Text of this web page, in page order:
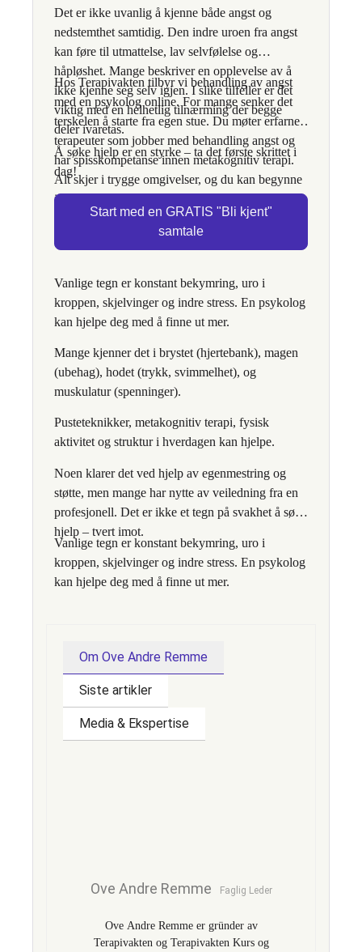
Det er ikke uvanlig å kjenne både angst og
nedstemthet samtidig. Den indre uroen fra angst
kan føre til utmattelse, lav selvfølelse og
håpløshet. Mange beskriver en opplevelse av å
ikke kjenne seg selv igjen. I slike tilfeller er det
viktig med en helhetlig tilnærming der begge
deler ivaretas.
Hos Terapivakten tilbyr vi behandling av angst
med en psykolog online. For mange senker det
terskelen å starte fra egen stue. Du møter erfarne
terapeuter som jobber med behandling angst og
har spisskompetanse innen metakognitiv terapi.
Alt skjer i trygge omgivelser, og du kan begynne
i det tempoet som passer deg.
Å søke hjelp er en styrke – ta det første skrittet i
dag!
Start med en GRATIS "Bli kjent"
samtale
Vanlige tegn er konstant bekymring, uro i
kroppen, skjelvinger og indre stress. En psykolog
kan hjelpe deg med å finne ut mer.
Mange kjenner det i brystet (hjertebank), magen
(ubehag), hodet (trykk, svimmelhet), og
muskulatur (spenninger).
Pusteteknikker, metakognitiv terapi, fysisk
aktivitet og struktur i hverdagen kan hjelpe.
Noen klarer det ved hjelp av egenmestring og
støtte, men mange har nytte av veiledning fra en
profesjonell. Det er ikke et tegn på svakhet å søke
hjelp – tvert imot.
Vanlige tegn er konstant bekymring, uro i
kroppen, skjelvinger og indre stress. En psykolog
kan hjelpe deg med å finne ut mer.
muskulatur (spenninger).
Pusteteknikker, metakognitiv terapi, fysisk
Noen klarer det ved hjelp av egenmestring og
Om Ove Andre Remme
Siste artikler
Media & Ekspertise
Ove Andre Remme Faglig Leder
Ove Andre Remme er gründer av
Terapivakten og Terapivakten Kurs og